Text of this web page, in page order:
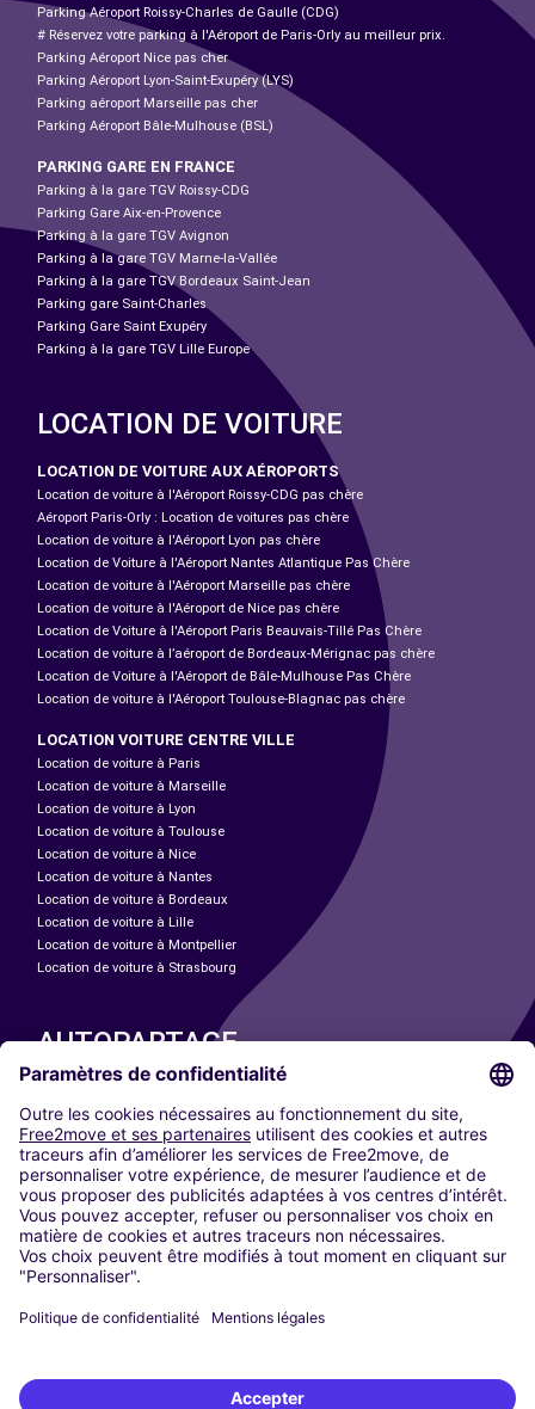
Parking Aéroport Roissy-Charles de Gaulle (CDG)
# Réservez votre parking à l'Aéroport de Paris-Orly au meilleur prix.
Parking Aéroport Nice pas cher
Parking Aéroport Lyon-Saint-Exupéry (LYS)
Parking aéroport Marseille pas cher
Parking Aéroport Bâle-Mulhouse (BSL)
PARKING GARE EN FRANCE
Parking à la gare TGV Roissy-CDG
Parking Gare Aix-en-Provence
Parking à la gare TGV Avignon
Parking à la gare TGV Marne-la-Vallée
Parking à la gare TGV Bordeaux Saint-Jean
Parking gare Saint-Charles
Parking Gare Saint Exupéry
Parking à la gare TGV Lille Europe
LOCATION DE VOITURE
LOCATION DE VOITURE AUX AÉROPORTS
Location de voiture à l'Aéroport Roissy-CDG pas chère
Aéroport Paris-Orly : Location de voitures pas chère
Location de voiture à l'Aéroport Lyon pas chère
Location de Voiture à l'Aéroport Nantes Atlantique Pas Chère
Location de voiture à l'Aéroport Marseille pas chère
Location de voiture à l'Aéroport de Nice pas chère
Location de Voiture à l'Aéroport Paris Beauvais-Tillé Pas Chère
Location de voiture à l’aéroport de Bordeaux-Mérignac pas chère
Location de Voiture à l'Aéroport de Bâle-Mulhouse Pas Chère
Location de voiture à l'Aéroport Toulouse-Blagnac pas chère
LOCATION VOITURE CENTRE VILLE
Location de voiture à Paris
Location de voiture à Marseille
Location de voiture à Lyon
Location de voiture à Toulouse
Location de voiture à Nice
Location de voiture à Nantes
Location de voiture à Bordeaux
Location de voiture à Lille
Location de voiture à Montpellier
Location de voiture à Strasbourg
AUTOPARTAGE
Paris
Madrid
Washington DC
Milan
Rome
Turin
Vienne
Berlin
Düsseldorf